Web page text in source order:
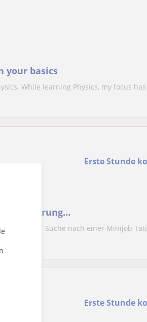
your basics
While learning Physics, my focus
Erste Stunde
auf der Suche nach einer Minijob
Erste Stunde